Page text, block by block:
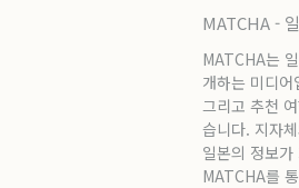
MATCHA -
MATCHA는
개하는 미디
그리고 추천
습니다. 지자
일본의 정보
MATCHA를